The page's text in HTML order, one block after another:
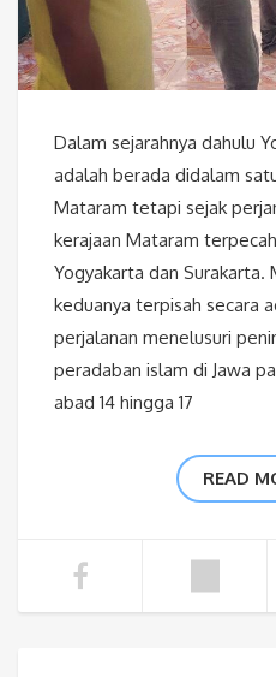
Dalam sejarahnya dahulu
adalah berada didalam
Mataram tetapi sejak
kerajaan Mataram
Yogyakarta dan Surakarta.
keduanya terpisah secara
perjalanan menelusuri
peradaban islam di Jawa
abad 14 hingga 17
READ